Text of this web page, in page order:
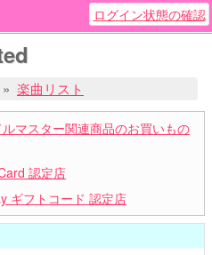
ログイン状態の確認
楽曲リスト
マスター関連商品のお買いもの
認定店
ギフトコード 認定店